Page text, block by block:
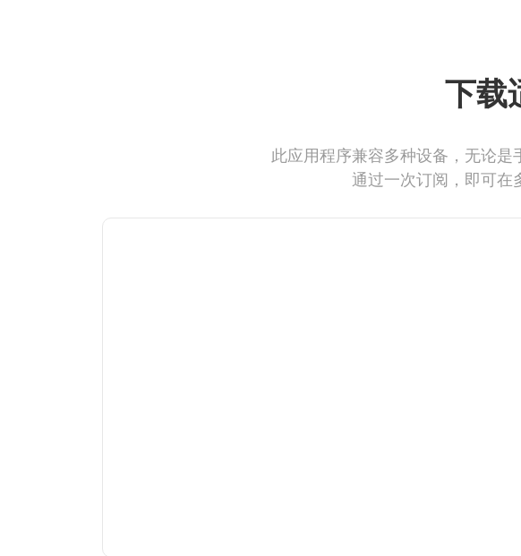
下载
此应用程序兼容多种设备，无论是
通过一次订阅，即可在